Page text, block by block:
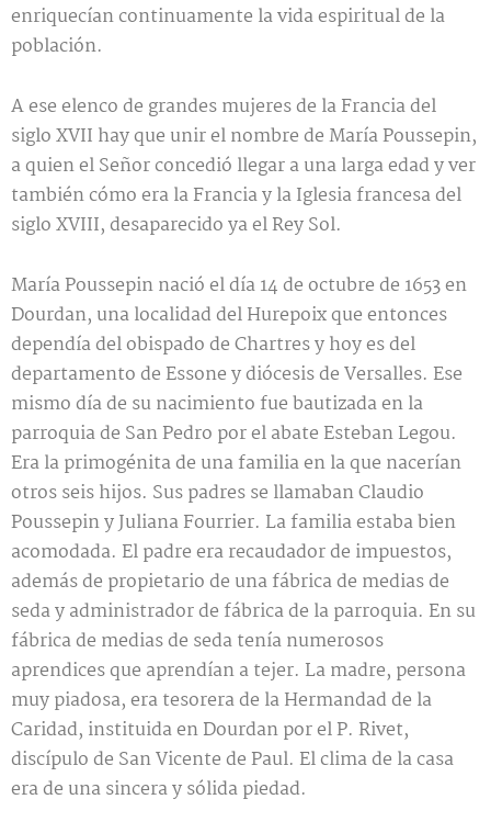
enriquecían continuamente la vida espiritual de la
población.
A ese elenco de grandes mujeres de la Francia del
siglo XVII hay que unir el nombre de María Poussepin,
a quien el Señor concedió llegar a una larga edad y ver
también cómo era la Francia y la Iglesia francesa del
siglo XVIII, desaparecido ya el Rey Sol.
María Poussepin nació el día 14 de octubre de 1653 en
Dourdan, una localidad del Hurepoix que entonces
dependía del obispado de Chartres y hoy es del
departamento de Essone y diócesis de Versalles. Ese
mismo día de su nacimiento fue bautizada en la
parroquia de San Pedro por el abate Esteban Legou.
Era la primogénita de una familia en la que nacerían
otros seis hijos. Sus padres se llamaban Claudio
Poussepin y Juliana Fourrier. La familia estaba bien
acomodada. El padre era recaudador de impuestos,
además de propietario de una fábrica de medias de
seda y administrador de fábrica de la parroquia. En su
fábrica de medias de seda tenía numerosos
aprendices que aprendían a tejer. La madre, persona
muy piadosa, era tesorera de la Hermandad de la
Caridad, instituida en Dourdan por el P. Rivet,
discípulo de San Vicente de Paul. El clima de la casa
era de una sincera y sólida piedad.